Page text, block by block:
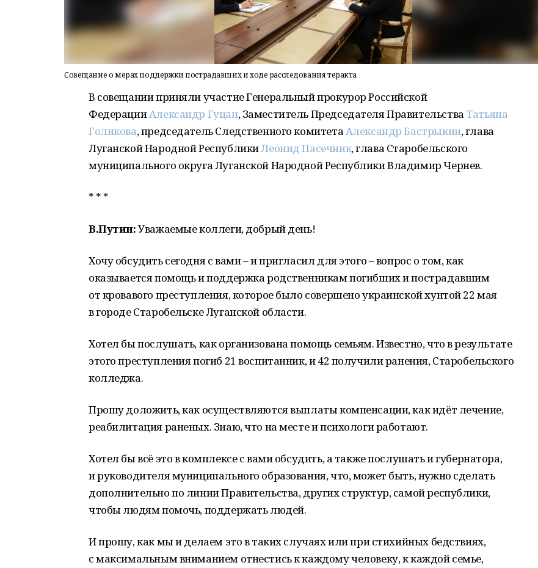
Совещание о мерах поддержки пострадавших и ходе расследования теракта
В совещании приняли участие Генеральный прокурор Российской
ФедерацииАлександр Гуцан, Заместитель Председателя Правительства Татьяна
Голикова, председатель Следственного комитетаАлександр Бастрыкин, глава
Луганской Народной РеспубликиЛеонид Пасечник, глава Старобельского
муниципального округа Луганской Народной Республики Владимир Чернев.
* * *
В.Путин:Уважаемые коллеги, добрый день!
Хочу обсудить сегодня с вами – и пригласил для этого – вопрос о том, как
оказывается помощь и поддержка родственникам погибших и пострадавшим
от кровавого преступления, которое было совершено украинской хунтой 22 мая
в городе Старобельске Луганской области.
Хотел бы послушать, как организована помощь семьям. Известно, что в результате
этого преступления погиб 21 воспитанник, и 42 получили ранения, Старобельского
колледжа.
Прошу доложить, как осуществляются выплаты компенсации, как идёт лечение,
реабилитация раненых. Знаю, что на месте и психологи работают.
Хотел бы всё это в комплексе с вами обсудить, а также послушать и губернатора,
и руководителя муниципального образования, что, может быть, нужно сделать
дополнительно по линии Правительства, других структур, самой республики,
чтобы людям помочь, поддержать людей.
И прошу, как мы и делаем это в таких случаях или при стихийных бедствиях,
с максимальным вниманием отнестись к каждому человеку, к каждой семье,